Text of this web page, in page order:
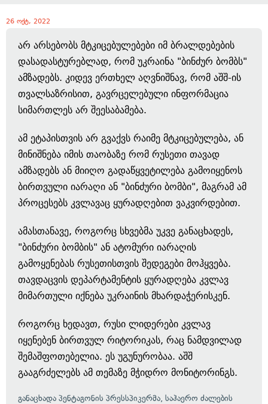
26 ოქტ, 2022
არ არსებობს მტკიცებულებები იმ ბრალდებების
დასადასტურებლად, რომ უკრაინა "ბინძურ ბომბს"
ამზადებს. კიდევ ერთხელ აღვნიშნავ, რომ აშშ-ის
თვალსაზრისით, გავრცელებული ინფორმაცია
სიმართლეს არ შეესაბამება.
ამ ეტაპისთვის არ გვაქვს რაიმე მტკიცებულება, ან
მინიშნება იმის თაობაზე რომ რუსეთი თავად
ამზადებს ან მიიღო გადაწყვეტილება გამოიყენოს
ბირთვული იარაღი ან "ბინძური ბომბი", მაგრამ ამ
პროცესებს კვლავაც ყურადღებით ვაკვირდებით.
ამასთანავე, როგორც სხვებმა უკვე განაცხადეს,
"ბინძური ბომბის" ან ატომური იარაღის
გამოყენებას რუსეთისთვის შედეგები მოჰყვება.
თავდაცვის დეპარტამენტის ყურადღება კვლავ
მიმართული იქნება უკრაინის მხარდაჭერისკენ.
როგორც ხედავთ, რუსი ლიდერები კვლავ
იყენებენ ბირთვულ რიტორიკას, რაც ნამდვილად
შემაშფოთებელია. ეს უგუნურობაა. აშშ
გააგრძელებს ამ თემაზე მჭიდრო მონიტორინგს.
განაცხადა პენტაგონის პრესსპიკერმა, საჰაერო ძალების